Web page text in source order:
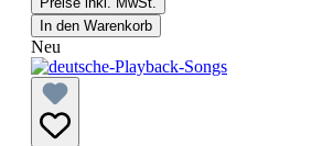
In den Warenkorb
Neu